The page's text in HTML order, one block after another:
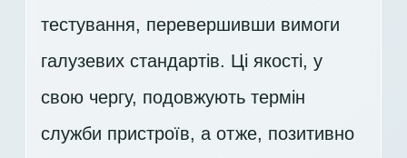
тестування, перевершивши вимоги
галузевих стандартів. Ці якості, у
свою чергу, подовжують термін
служби пристроїв, а отже, позитивно